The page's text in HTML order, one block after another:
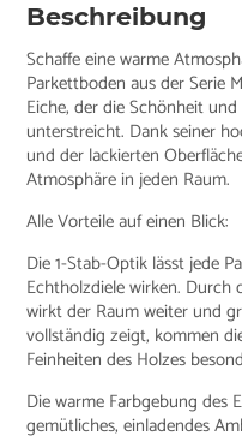
Beschreibung
Schaffe eine warme
Parkettboden aus der Serie
Eiche, der die Schönheit
unterstreicht. Dank seiner
und der lackierten
Atmosphäre in jeden Raum.
Alle Vorteile auf einen Blick:
Die 1-Stab-Optik lässt jede
Echtholzdiele wirken. Durch
wirkt der Raum weiter und
vollständig zeigt, kommen
Feinheiten des Holzes
Die warme Farbgebung des
gemütliches, einladendes